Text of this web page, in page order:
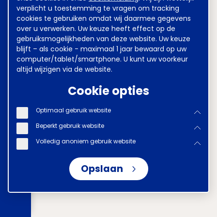
verplicht u toestemming te vragen om tracking
cookies te gebruiken omdat wij daarmee gegevens
over u verwerken. Uw keuze heeft effect op de
gebruiksmogelijkheden van deze website. Uw keuze
blijft – als cookie - maximaal 1 jaar bewaard op uw
computer/tablet/smartphone. U kunt uw voorkeur
altijd wijzigen via de website.
Cookie opties
Optimaal gebruik website
Beperkt gebruik website
Volledig anoniem gebruik website
Opslaan